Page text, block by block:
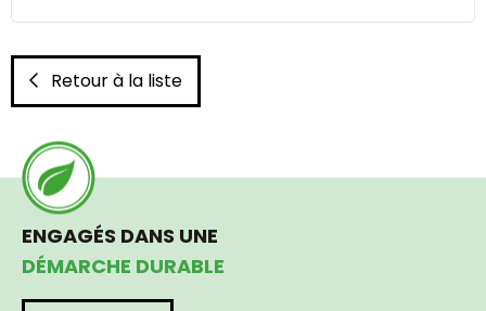
Retour à la liste
ENGAGÉS DANS UNE
DÉMARCHE DURABLE